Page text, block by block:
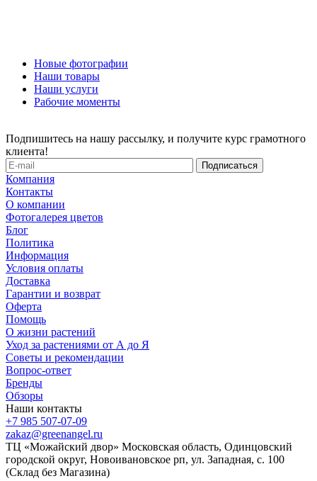
Новые фотографии
Наши товары
Наши услуги
Рабочие моменты
Подпишитесь на нашу рассылку, и получите курс грамотного
клиента!
Компания
Контакты
О компании
Фотогалерея цветов
Блог
Политика
Информация
Условия оплаты
Доставка
Гарантии и возврат
Оферта
Помощь
О жизни растений
Уход за растениями от А до Я
Советы и рекомендации
Вопрос-ответ
Бренды
Обзоры
Наши контакты
+7 985 507-07-09
zakaz@greenangel.ru
ТЦ «Можайский двор» Московская область, Одинцовский
городской округ, Новоивановское рп, ул. Западная, с. 100
(Склад без Магазина)